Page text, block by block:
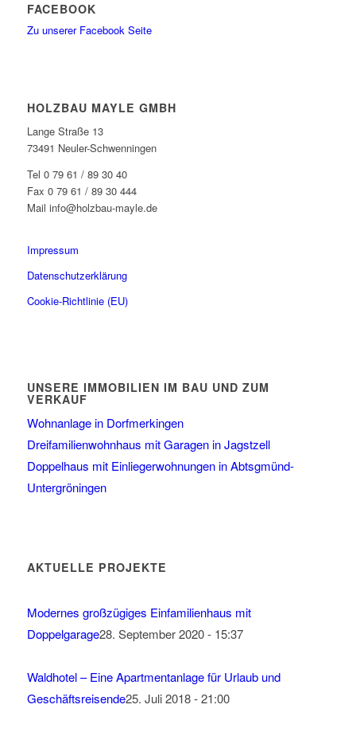
FACEBOOK
Zu unserer Facebook Seite
HOLZBAU MAYLE GMBH
Lange Straße 13
73491 Neuler-Schwenningen
Tel 0 79 61 / 89 30 40
Fax 0 79 61 / 89 30 444
Mail info@holzbau-mayle.de
Impressum
Datenschutzerklärung
Cookie-Richtlinie (EU)
UNSERE IMMOBILIEN IM BAU UND ZUM
VERKAUF
Wohnanlage in Dorfmerkingen
Dreifamilienwohnhaus mit Garagen in Jagstzell
Doppelhaus mit Einliegerwohnungen in Abtsgmünd-
Untergröningen
AKTUELLE PROJEKTE
Modernes großzügiges Einfamilienhaus mit
Doppelgarage28. September 2020 - 15:37
Waldhotel – Eine Apartmentanlage für Urlaub und
Geschäftsreisende25. Juli 2018 - 21:00